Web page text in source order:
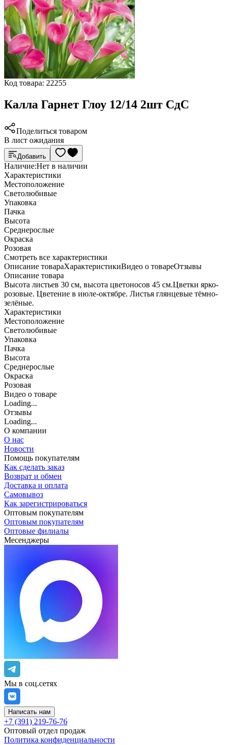
Код товара: 22255
Калла Гарнет Глоу 12/14 2шт СдС
Поделиться товаром
В лист ожидания
Добавить
Наличие:Нет в наличии
Характеристики
Местоположение
Светолюбивые
Упаковка
Пачка
Высота
Среднерослые
Окраска
Розовая
Cмотреть все характеристики
Описание товараХарактеристикиВидео о товареОтзывы
Описание товара
Высота листьев 30 см, высота цветоносов 45 см.Цветки ярко-
розовые. Цветение в июле-октябре. Листья глянцевые тёмно-
зелёные.
Характеристики
Местоположение
Светолюбивые
Упаковка
Пачка
Высота
Среднерослые
Окраска
Розовая
Видео о товаре
Loading...
Отзывы
Loading...
О компании
О нас
Новости
Помощь покупателям
Как сделать заказ
Возврат и обмен
Доставка и оплата
Самовывоз
Как зарегистрироваться
Оптовым покупателям
Оптовым покупателям
Оптовые филиалы
Месенджеры
Мы в соц.сетях
Написать нам
+7 (391) 219-76-76
Оптовый отдел продаж
Политика конфиденциальности